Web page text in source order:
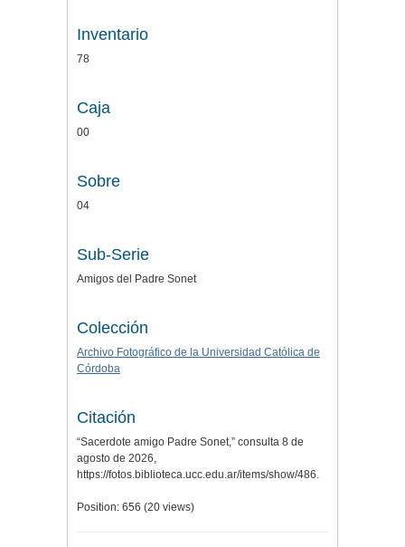
Inventario
78
Caja
00
Sobre
04
Sub-Serie
Amigos del Padre Sonet
Colección
Archivo Fotográfico de la Universidad Católica de
Córdoba
Citación
“Sacerdote amigo Padre Sonet,” consulta 8 de
agosto de 2026,
https://fotos.biblioteca.ucc.edu.ar/items/show/486.
Position: 656 (20 views)